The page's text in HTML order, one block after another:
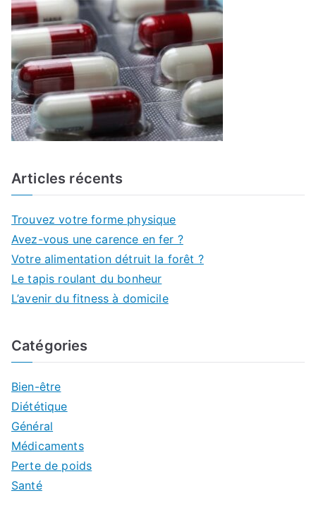
Articles récents
Trouvez votre forme physique
Avez-vous une carence en fer ?
Votre alimentation détruit la forêt ?
Le tapis roulant du bonheur
L’avenir du fitness à domicile
Catégories
Bien-être
Diététique
Général
Médicaments
Perte de poids
Santé